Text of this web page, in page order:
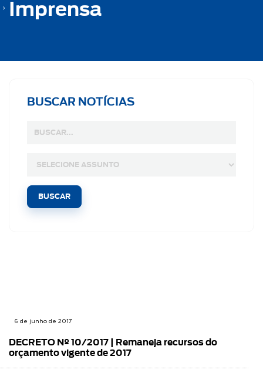
Imprensa
BUSCAR NOTÍCIAS
6 de junho de 2017
DECRETO Nº 10/2017 | Remaneja recursos do
orçamento vigente de 2017